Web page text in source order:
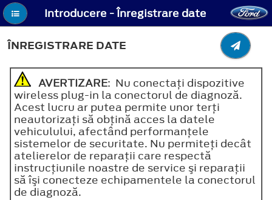
Introducere - Înregistrare date
ÎNREGISTRARE DATE
AVERTIZARE: Nu conectaţi dispozitive
wireless plug-in la conectorul de diagnoză.
Acest lucru ar putea permite unor terţi
neautorizaţi să obţină acces la datele
vehiculului, afectând performanţele
sistemelor de securitate. Nu permiteţi decât
atelierelor de reparaţii care respectă
instrucţiunile noastre de service şi reparaţii
să îşi conecteze echipamentele la conectorul
de diagnoză.